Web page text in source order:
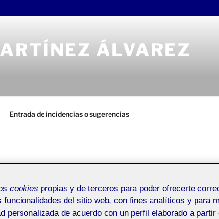
ÁLVAREZ
Entrada de incidencias o sugerencias
ACTIFOLIO
La relatora
cookies propias y de terceros para poder ofrecerte
funcionalidades del sitio web, con fines analíticos y para
personalizada de acuerdo con un perfil elaborado a partir